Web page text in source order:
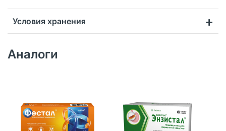
Условия хранения
Аналоги